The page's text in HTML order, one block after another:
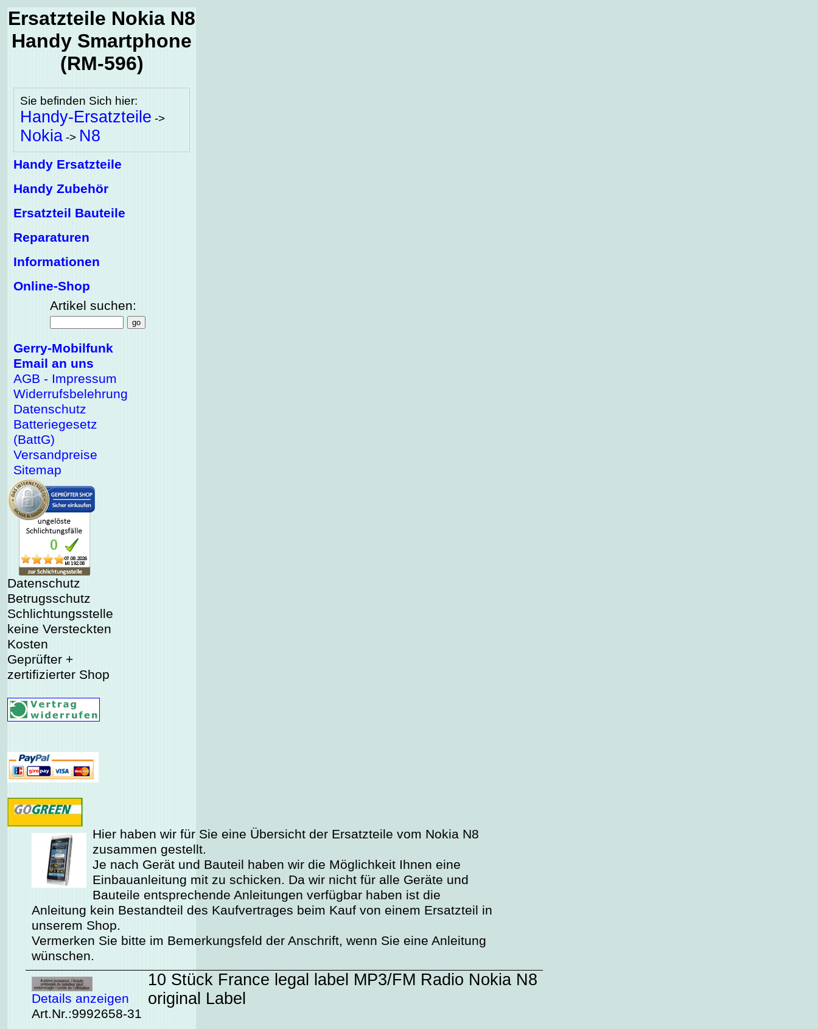
Ersatzteile Nokia N8
Handy Smartphone
(RM-596)
Sie befinden Sich hier:
Handy-Ersatzteile ->
Nokia -> N8
Handy Ersatzteile
Handy Zubehör
Ersatzteil Bauteile
Reparaturen
Informationen
Online-Shop
Artikel suchen:
Gerry-Mobilfunk
Email an uns
AGB - Impressum
Widerrufsbelehrung
Datenschutz
Batteriegesetz
(BattG)
Versandpreise
Sitemap
Datenschutz
Betrugsschutz
Schlichtungsstelle
keine Versteckten
Kosten
Geprüfter +
zertifizierter Shop
Hier haben wir für Sie eine Übersicht der Ersatzteile vom Nokia N8
zusammen gestellt.
Je nach Gerät und Bauteil haben wir die Möglichkeit Ihnen eine
Einbauanleitung mit zu schicken. Da wir nicht für alle Geräte und
Bauteile entsprechende Anleitungen verfügbar haben ist die
Anleitung kein Bestandteil des Kaufvertrages beim Kauf von einem Ersatzteil in
unserem Shop.
Vermerken Sie bitte im Bemerkungsfeld der Anschrift, wenn Sie eine Anleitung
wünschen.
Details anzeigen
Art.Nr.:9992658-31
10 Stück France legal label MP3/FM Radio Nokia N8
original Label